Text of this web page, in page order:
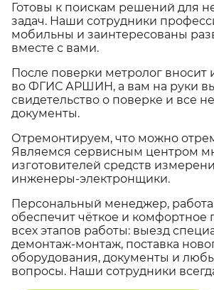
Готовы к поискам решений для
задач. Наши сотрудники
мобильны и заинтересованы
вместе с вами.
После поверки метролог
во ФГИС АРШИН, а вам на руки
свидетельство о поверке и все
документы.
Отремонтируем, что можно
Являемся сервисным центром
изготовителей средств
инженеры-электронщики.
Персональный менеджер,
обеспечит чёткое и комфортное
всех этапов работы: выезд
демонтаж-монтаж, поставка
оборудования, документы и
вопросы. Наши сотрудники